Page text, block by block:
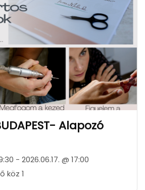
Alapozó
- 2026.06.17. @ 17:00
köz 1